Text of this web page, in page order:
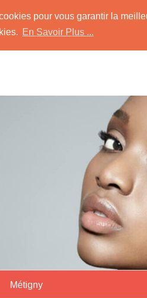
pour vous garantir la
En Savoir Plus ...
Rencontrer-
Conseils et Infos pour la Rencontre
Métigny